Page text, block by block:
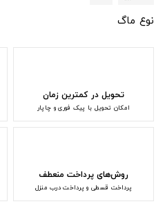
نوع ماگ
تحویل در کمترین زمان
امکان تحویل با پیک فوری و چاپار
روش‌های پرداخت منعطف
پرداخت قسطی و پرداخت درب منزل